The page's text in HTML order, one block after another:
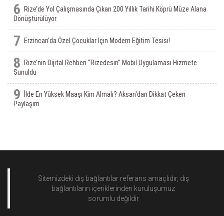
6
Rize’de Yol Çalışmasında Çıkan 200 Yıllık Tarihi Köprü Müze Alana
Dönüştürülüyor
7 Erzincan’da Özel Çocuklar Için Modern Eğitim Tesisi!
8
Rize’nin Dijital Rehberi “Rizedesin” Mobil Uygulaması Hizmete
Sunuldu
9
İlde En Yüksek Maaşı Kim Almalı? Aksan'dan Dikkat Çeken
Paylaşım
Sitemizdeki dış bağlantılar referans amaçlıdır, dış
bağlantıların içeriklerinden kuruluşumuz
sorumlu değildir